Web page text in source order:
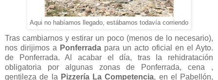
Aqui no habíamos llegado, estábamos todavía corriendo
Tras cambiarnos y estirar un poco (menos de lo necesario),
nos dirijimos a Ponferrada para un acto oficial en el Ayto.
de Ponferrada. Al acabar el día, tras la rehidratación
obligatoria por algunas zonas de Ponferrada, cena ,
gentileza de la Pizzería La Competencia, en el Pabellón,